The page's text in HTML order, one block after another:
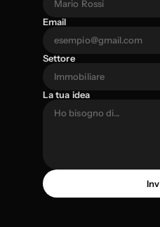
Email
Settore
La tua idea